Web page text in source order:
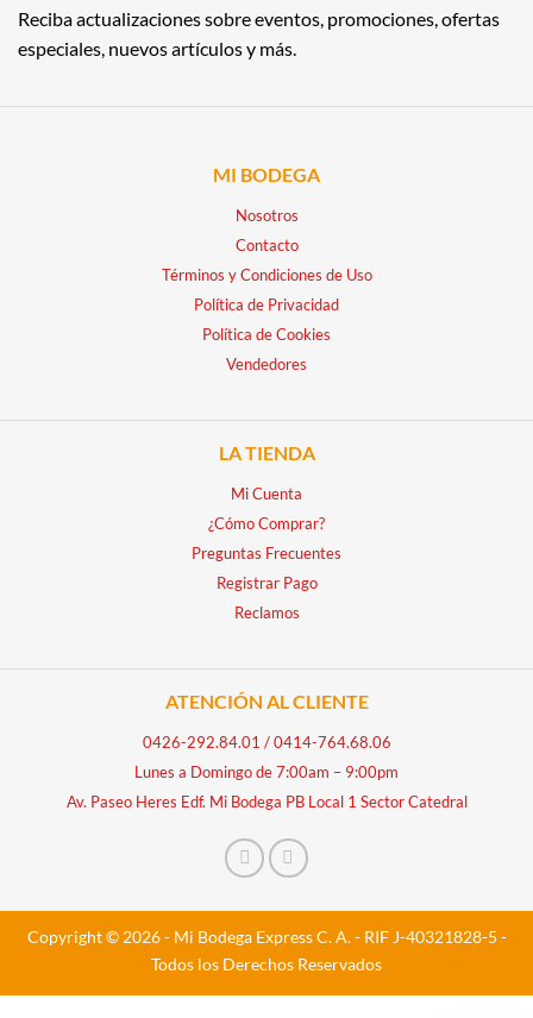
Reciba actualizaciones sobre eventos, promociones, ofertas
especiales, nuevos artículos y más.
MI BODEGA
Nosotros
Contacto
Términos y Condiciones de Uso
Política de Privacidad
Política de Cookies
Vendedores
LA TIENDA
Mi Cuenta
¿Cómo Comprar?
Preguntas Frecuentes
Registrar Pago
Reclamos
ATENCIÓN AL CLIENTE
0426-292.84.01 /0414-764.68.06
Lunes a Domingo de 7:00am – 9:00pm
Av. Paseo Heres Edf. Mi Bodega PB Local 1 Sector Catedral
Copyright © 2026 - Mi Bodega Express C. A. - RIF J-40321828-5 -
Todos los Derechos Reservados